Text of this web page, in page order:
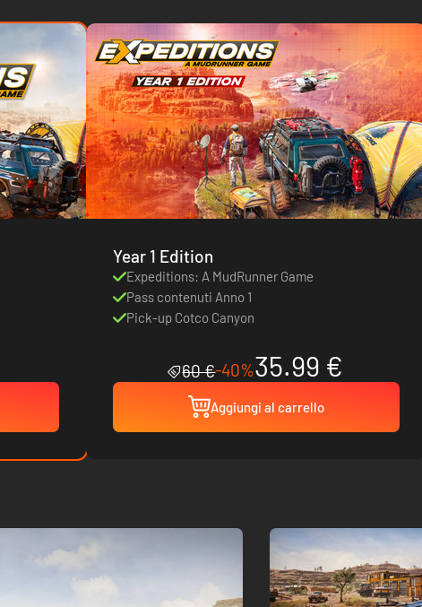
Year 1 Edition
Expeditions: A MudRunner Game
Pass contenuti Anno 1
Pick-up Cotco Canyon
60 €-40%35.99 €
Aggiungi al carrello